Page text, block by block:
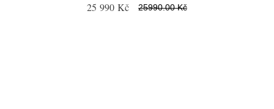
25 990 Kč 25990.00 Kč